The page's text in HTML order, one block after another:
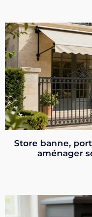
Store banne,
aménager